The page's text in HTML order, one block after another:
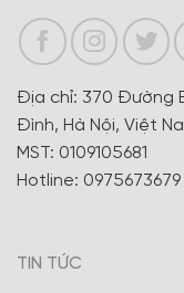
Địa chỉ: 370 Đường
Đình, Hà Nội, Việt
MST: 0109105681
Hotline:
TIN TỨC